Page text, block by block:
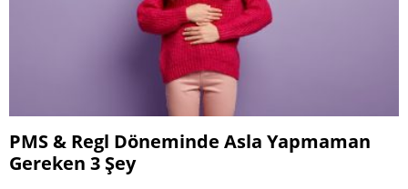
PMS & Regl Döneminde Asla Yapmaman
Gereken 3 Şey